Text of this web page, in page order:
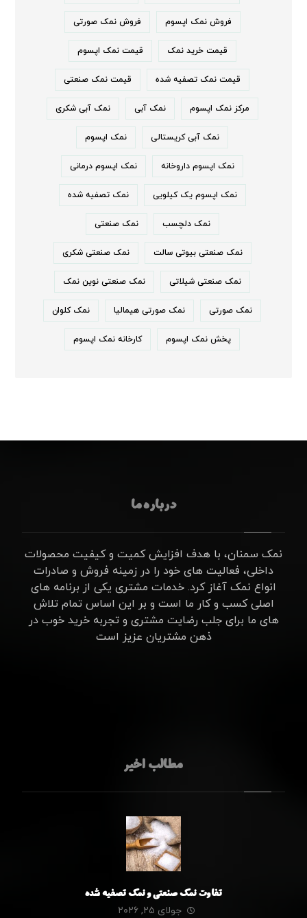
فروش نمک اپسوم فروش نمک صورتی
قیمت خرید نمک قیمت نمک اپسوم
قیمت نمک تصفیه شده قیمت نمک صنعتی
مرکز نمک اپسوم نمک آبی نمک آبی شکری
نمک آبی کریستالی نمک اپسوم
نمک اپسوم داروخانه نمک اپسوم درمانی
نمک اپسوم یک کیلویی نمک تصفیه شده
نمک دلچسب نمک صنعتی
نمک صنعتی بیوتی سالت نمک صنعتی شکری
نمک صنعتی شیلاتی نمک صنعتی نوین نمک
نمک صورتی نمک صورتی هیمالیا نمک کلوان
پخش نمک اپسوم کارخانه نمک اپسوم
درباره ما
نمک سمنان، با هدف افزایش کمیت و کیفیت محصولات
داخلی، فعالیت های خود را در زمینه فروش و صادرات
انواع نمک آغاز کرد. خدمات مشتری یکی از برنامه های
اصلی کسب و کار ما است و بر این اساس تمام تلاش
های ما برای جلب رضایت مشتری و تجربه خرید خوب در
ذهن مشتریان عزیز است
مطالب اخیر
تفاوت نمک صنعتی و نمک تصفیه شده
جولای ۲۵, ۲۰۲۶